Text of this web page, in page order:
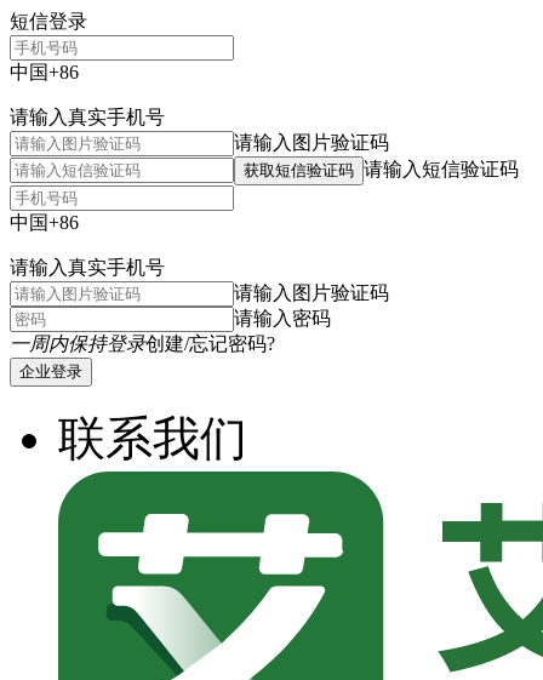
短信登录
中国+86
请输入真实手机号
请输入图片验证码
获取短信验证码 请输入短信验证码
中国+86
请输入真实手机号
请输入图片验证码
请输入密码
一周内保持登录创建/忘记密码?
企业登录
联系我们